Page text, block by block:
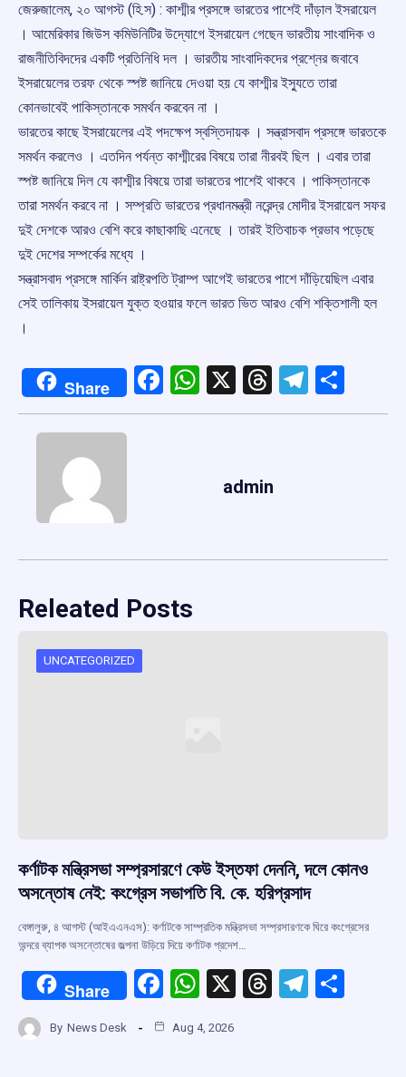
জেরুজালেম, ২০ আগস্ট (হি.স) : কাশ্মীর প্রসঙ্গে ভারতের পাশেই দাঁড়াল ইসরায়েল
। আমেরিকার জিউস কমিউনিটির উদ্যোগে ইসরায়েল গেছেন ভারতীয় সাংবাদিক ও
রাজনীতিবিদদের একটি প্রতিনিধি দল । ভারতীয় সাংবাদিকদের প্রশ্নের জবাবে
ইসরায়েলের তরফ থেকে স্পষ্ট জানিয়ে দেওয়া হয় যে কাশ্মীর ইস্যুতে তারা
কোনভাবেই পাকিস্তানকে সমর্থন করবেন না ।
ভারতের কাছে ইসরায়েলের এই পদক্ষেপ স্বস্তিদায়ক । সন্ত্রাসবাদ প্রসঙ্গে ভারতকে
সমর্থন করলেও । এতদিন পর্যন্ত কাশ্মীরের বিষয়ে তারা নীরবই ছিল । এবার তারা
স্পষ্ট জানিয়ে দিল যে কাশ্মীর বিষয়ে তারা ভারতের পাশেই থাকবে । পাকিস্তানকে
তারা সমর্থন করবে না । সম্প্রতি ভারতের প্রধানমন্ত্রী নরেন্দ্র মোদীর ইসরায়েল সফর
দুই দেশকে আরও বেশি করে কাছাকাছি এনেছে । তারই ইতিবাচক প্রভাব পড়েছে
দুই দেশের সম্পর্কের মধ্যে ।
সন্ত্রাসবাদ প্রসঙ্গে মার্কিন রাষ্ট্রপতি ট্রাম্প আগেই ভারতের পাশে দাঁড়িয়েছিল এবার
সেই তালিকায় ইসরায়েল যুক্ত হওয়ার ফলে ভারত ভিত আরও বেশি শক্তিশালী হল
।
Share Facebook
WhatsApp
X Threads
admin
Releated Posts
UNCATEGORIZED
কর্ণাটক মন্ত্রিসভা সম্প্রসারণে কেউ ইস্তফা দেননি, দলে কোনও
অসন্তোষ নেই: কংগ্রেস সভাপতি বি. কে. হরিপ্রসাদ
বেঙ্গালুরু, ৪ আগস্ট (আইএএনএস): কর্ণাটকে সাম্প্রতিক মন্ত্রিসভা সম্প্রসারণকে ঘিরে কংগ্রেসের
অন্দরে ব্যাপক অসন্তোষের জল্পনা উড়িয়ে দিয়ে কর্ণাটক প্রদেশ…
Share
F
ce
W
at
X
T
T
By News Desk Aug 4, 2026